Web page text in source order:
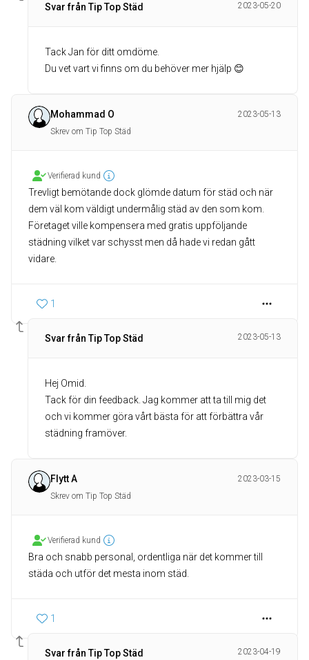
Svar från Tip Top Städ 2023-05-20
Tack Jan för ditt omdöme.
Du vet vart vi finns om du behöver mer hjälp 😊
Mohammad O
2023-05-13
Skrev om Tip Top Städ
Verifierad kund
Trevligt bemötande dock glömde datum för städ och när
dem väl kom väldigt undermålig städ av den som kom.
Företaget ville kompensera med gratis uppföljande
städning vilket var schysst men då hade vi redan gått
vidare.
1
Svar från Tip Top Städ 2023-05-13
Hej Omid.
Tack för din feedback. Jag kommer att ta till mig det
och vi kommer göra vårt bästa för att förbättra vår
Flytt A
2023-03-15
Skrev om Tip Top Städ
Verifierad kund
Bra och snabb personal, ordentliga när det kommer till
städa och utför det mesta inom städ.
1
Svar från Tip Top Städ 2023-04-19